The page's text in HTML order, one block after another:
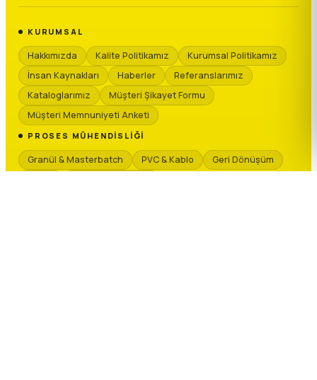
KURUMSAL
Hakkımızda Kalite Politikamız
Kurumsal Politikamız
İnsan Kaynakları
Haberler
Referanslarımız
Kataloglarımız
Müşteri Şikayet Formu
Müşteri Memnuniyeti Anketi
PROSES MÜHENDISLIĞI
Granül & Masterbatch PVC & Kablo
Geri Dönüşüm